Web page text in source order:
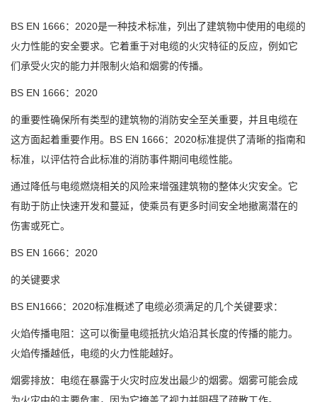
BS EN 1666：2020是一种技术标准，列出了建筑物中使用的电缆的
火力性能的安全要求。它着重于对电缆的火灾特征的反应，例如它
们承受火灾的能力并限制火焰和烟雾的传播。
BS EN 1666：2020
的重要性确保所有类型的建筑物的消防安全至关重要，并且电缆在
这方面起着重要作用。BS EN 1666：2020标准提供了清晰的指南和
标准，以评估符合此标准的消防事件期间电缆性能。
通过降低与电缆燃烧相关的风险来增强建筑物的整体火灾安全。它
有助于防止快速开发和蔓延，使乘员有更多时间安全地撤离潜在的
伤害或死亡。
BS EN 1666：2020
的关键要求
BS EN1666：2020标准概述了电缆必须满足的几个关键要求：
火焰传播电阻：这可以衡量电缆抵抗火焰沿其长度的传播的能力。
火焰传播越低，电缆的火力性能越好。
烟雾排放：电缆在暴露于火灾时应发出最少的烟雾。烟雾可能会成